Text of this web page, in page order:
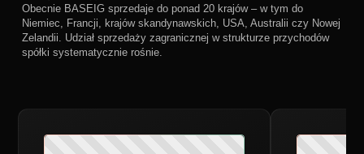
Obecnie BASEIG sprzedaje do ponad 20 krajów – w tym do
Niemiec, Francji, krajów skandynawskich, USA, Australii czy Nowej
Zelandii. Udział sprzedaży zagranicznej w strukturze przychodów
spółki systematycznie rośnie.